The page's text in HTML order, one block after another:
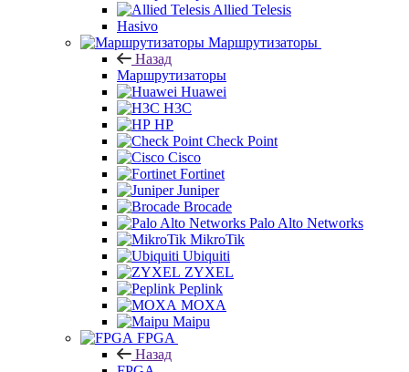
Allied Telesis
Hasivo
Маршрутизаторы
Назад
Маршрутизаторы
Huawei
H3C
HP
Check Point
Cisco
Fortinet
Juniper
Brocade
Palo Alto Networks
MikroTik
Ubiquiti
ZYXEL
Peplink
MOXA
Maipu
FPGA
Назад